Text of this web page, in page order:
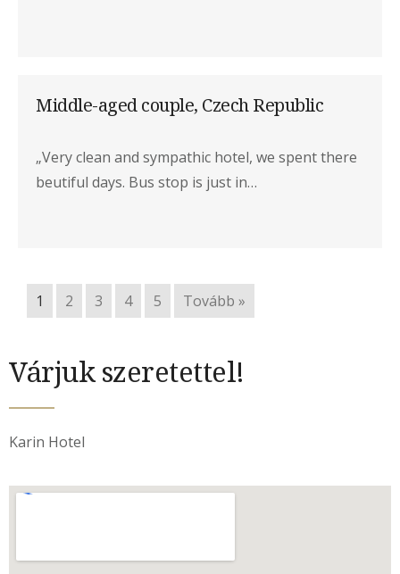
Middle-aged couple, Czech Republic
„Very clean and sympathic hotel, we spent there
beutiful days. Bus stop is just in…
1 2 3 4 5 Tovább »
Várjuk szeretettel!
Karin Hotel